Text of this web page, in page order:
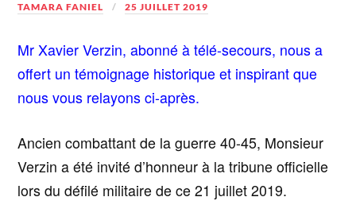
TAMARA FANIEL 25 JUILLET 2019
Mr Xavier Verzin, abonné à télé-secours, nous a
offert un témoignage historique et inspirant que
nous vous relayons ci-après.
Ancien combattant de la guerre 40-45, Monsieur
Verzin a été invité d’honneur à la tribune officielle
lors du défilé militaire de ce 21 juillet 2019.